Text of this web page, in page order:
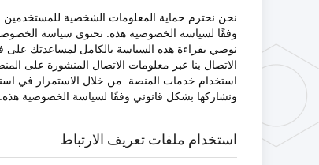
نحن نحترم حماية المعلومات الشخصية
وفقًا لسياسة الخصوصية هذه. تحتوي سياسة
نوصي بقراءة هذه السياسة بالكامل لمساعدتك
الاتصال بنا عبر معلومات الاتصال المنشورة على
استخدام خدمات المنصة. من خلال الاستمرار في
ونشاركها بشكل قانوني وفقًا لسياسة الخصوصية هذه.
استخدام ملفات تعريف الارتباط